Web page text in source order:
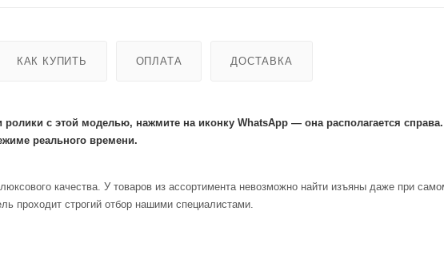
КАК КУПИТЬ ОПЛАТА ДОСТАВКА
с этой моделью, нажмите на иконку WhatsApp — она располагается
реального времени.
качества. У товаров из ассортимента невозможно найти изъяны даже при
проходит строгий отбор нашими специалистами.